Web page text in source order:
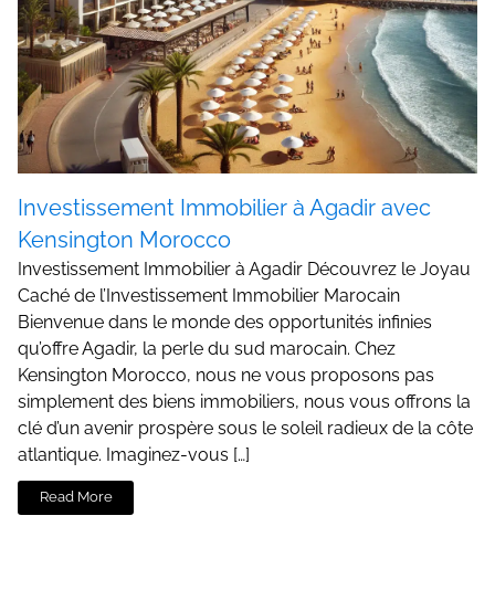
Investissement Immobilier à Agadir avec
Kensington Morocco
Investissement Immobilier à Agadir Découvrez le Joyau
Caché de l’Investissement Immobilier Marocain
Bienvenue dans le monde des opportunités infinies
qu’offre Agadir, la perle du sud marocain. Chez
Kensington Morocco, nous ne vous proposons pas
simplement des biens immobiliers, nous vous offrons la
clé d’un avenir prospère sous le soleil radieux de la côte
atlantique. Imaginez-vous […]
Read More